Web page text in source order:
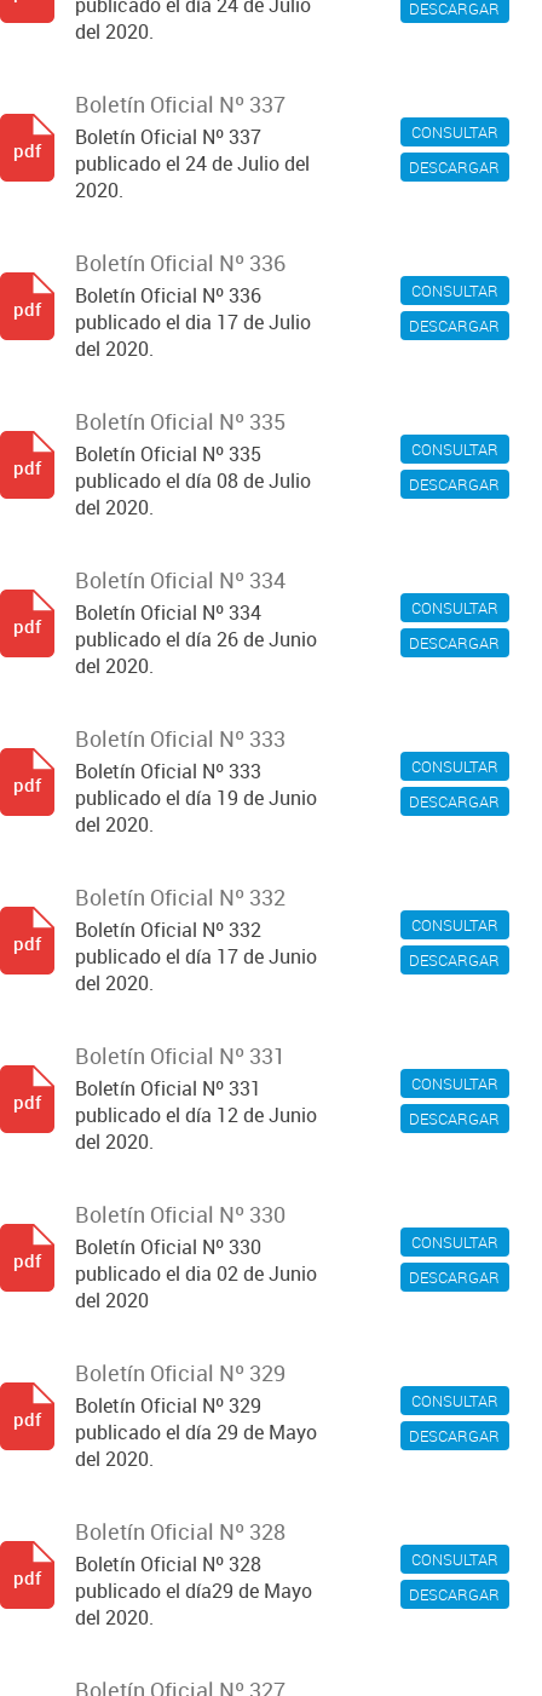
DESCARGAR
del 2020.
CONSULTAR
DESCARGAR
Boletín Oficial Nº 337
Boletín Oficial Nº 337
publicado el 24 de Julio del
2020.
pdf
CONSULTAR
DESCARGAR
Boletín Oficial Nº 336
Boletín Oficial Nº 336
publicado el dia 17 de Julio
del 2020.
pdf
CONSULTAR
DESCARGAR
Boletín Oficial Nº 335
Boletín Oficial Nº 335
publicado el día 08 de Julio
del 2020.
pdf
CONSULTAR
DESCARGAR
Boletín Oficial Nº 334
Boletín Oficial Nº 334
publicado el día 26 de Junio
del 2020.
pdf
CONSULTAR
DESCARGAR
Boletín Oficial Nº 333
Boletín Oficial Nº 333
publicado el día 19 de Junio
del 2020.
pdf
CONSULTAR
DESCARGAR
Boletín Oficial Nº 332
Boletín Oficial Nº 332
publicado el día 17 de Junio
del 2020.
pdf
CONSULTAR
DESCARGAR
Boletín Oficial Nº 331
Boletín Oficial Nº 331
publicado el día 12 de Junio
del 2020.
pdf
CONSULTAR
DESCARGAR
Boletín Oficial Nº 330
Boletín Oficial Nº 330
publicado el dia 02 de Junio
del 2020
pdf
CONSULTAR
DESCARGAR
Boletín Oficial Nº 329
Boletín Oficial Nº 329
publicado el día 29 de Mayo
del 2020.
pdf
CONSULTAR
DESCARGAR
Boletín Oficial Nº 328
Boletín Oficial Nº 328
publicado el día29 de Mayo
del 2020.
pdf
Boletín Oficial Nº 327